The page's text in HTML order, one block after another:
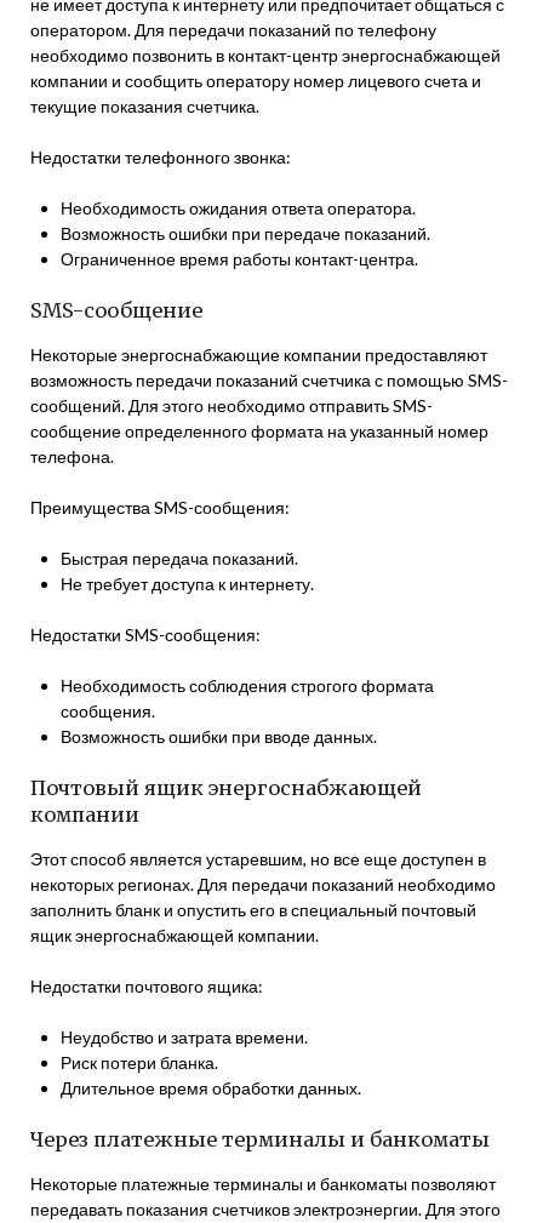
не имеет доступа к интернету или предпочитает общаться с
оператором. Для передачи показаний по телефону
необходимо позвонить в контакт-центр энергоснабжающей
компании и сообщить оператору номер лицевого счета и
текущие показания счетчика.
Недостатки телефонного звонка:
Необходимость ожидания ответа оператора.
Возможность ошибки при передаче показаний.
Ограниченное время работы контакт-центра.
SMS-сообщение
Некоторые энергоснабжающие компании предоставляют
возможность передачи показаний счетчика с помощью SMS-
сообщений. Для этого необходимо отправить SMS-
сообщение определенного формата на указанный номер
телефона.
Преимущества SMS-сообщения:
Быстрая передача показаний.
Не требует доступа к интернету.
Недостатки SMS-сообщения:
Необходимость соблюдения строгого формата
сообщения.
Возможность ошибки при вводе данных.
Почтовый ящик энергоснабжающей
компании
Этот способ является устаревшим, но все еще доступен в
некоторых регионах. Для передачи показаний необходимо
заполнить бланк и опустить его в специальный почтовый
ящик энергоснабжающей компании.
Недостатки почтового ящика:
Неудобство и затрата времени.
Риск потери бланка.
Длительное время обработки данных.
Через платежные терминалы и банкоматы
Некоторые платежные терминалы и банкоматы позволяют
передавать показания счетчиков электроэнергии. Для этого